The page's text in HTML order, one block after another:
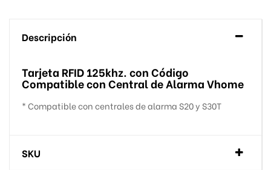
Descripción
Tarjeta RFID 125khz. con Código
Compatible con Central de Alarma Vhome
* Compatible con centrales de alarma S20 y S30T
SKU